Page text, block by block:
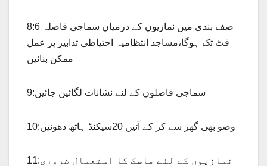
8:صف بندی میں نمازیوں کے درمیان سماجی فاصلہ 6
فٹ تک ہوگا،مساجد انتظامیہ احتیاطی تدابیر پر عمل
ممکن بنائیں
9:سماجی فاصلوں کے لئے نشانات لگائیں جائیں
10:وضو بھی گھر سے کر کے آئیں 20سیکنڈ ہاتھ دھوئیں
11:نمازیوں کے لئے ماسک کا استعمال ضروری